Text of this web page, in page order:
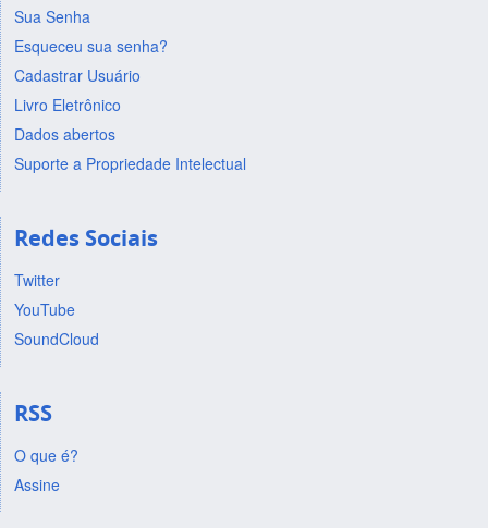
Sua Senha
Esqueceu sua senha?
Cadastrar Usuário
Livro Eletrônico
Dados abertos
Suporte a Propriedade Intelectual
Redes Sociais
Twitter
YouTube
SoundCloud
RSS
O que é?
Assine